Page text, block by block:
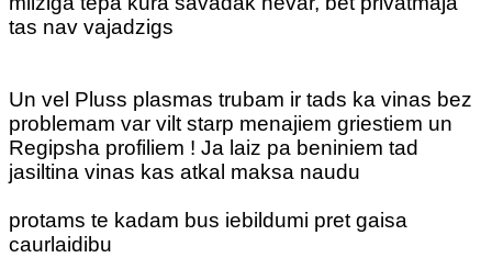
tas nav vajadzigs
Un vel Pluss plasmas trubam ir tads ka vinas bez
problemam var vilt starp menajiem griestiem un
Regipsha profiliem ! Ja laiz pa beniniem tad
jasiltina vinas kas atkal maksa naudu
protams te kadam bus iebildumi pret gaisa
caurlaidibu